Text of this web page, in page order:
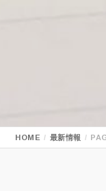
HOME 最新情報